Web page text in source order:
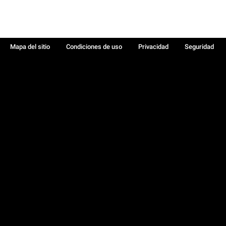
Mapa del sitio Condiciones de uso Privacidad
Seguridad